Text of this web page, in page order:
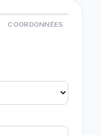
COORDONNÉES